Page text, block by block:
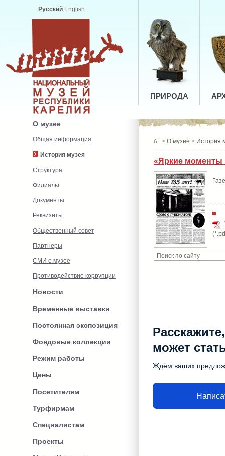
Русский English
ПРИРОДА
О музее
Общая информация
История музея
Структура
Филиалы
Документы
Реквизиты
Общественный совет
Партнеры
СМИ о музее
Противодействие коррупции
Новости
Временные выставки
Постоянная экспозиция
Фондовые коллекции
Режим работы
Цены
Посетителям
Турфирмам
Специалистам
Проекты
> О музее > История
«Яркие моменты
может
Ждём ваших